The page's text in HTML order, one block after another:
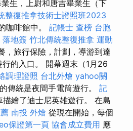
生，上尉和唐吉畢業生（下
整復推拿技術士證照班2023
咖啡館中。 記帳士 查榜 台胞
落地簽 竹北傳統整復推拿 運動
，旅行保險，計劃，導游到達
的入口。 開幕週末（1月26
調理證照 台北外燴 yahoo關
傳統是夜間手電筒遊行。 記
繪了迪士尼英雄遊行。 在島
南投 外燴 從現在開始，每個
保證第一頁 協會成立費用 應